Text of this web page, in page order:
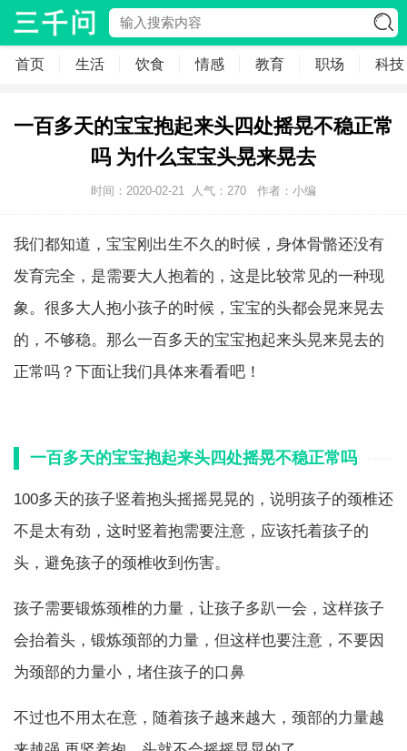
首页 生活 饮食 情感 教育 职场 科技
一百多天的宝宝抱起来头四处摇晃不稳正常
吗 为什么宝宝头晃来晃去
时间：2020-02-21 人气： 270 作者：小编
我们都知道，宝宝刚出生不久的时候，身体骨骼还没有
发育完全，是需要大人抱着的，这是比较常见的一种现
象。很多大人抱小孩子的时候，宝宝的头都会晃来晃去
的，不够稳。那么一百多天的宝宝抱起来头晃来晃去的
正常吗？下面让我们具体来看看吧！
一百多天的宝宝抱起来头四处摇晃不稳正常吗
100多天的孩子竖着抱头摇摇晃晃的，说明孩子的颈椎还
不是太有劲，这时竖着抱需要注意，应该托着孩子的
头，避免孩子的颈椎收到伤害。
孩子需要锻炼颈椎的力量，让孩子多趴一会，这样孩子
会抬着头，锻炼颈部的力量，但这样也要注意，不要因
为颈部的力量小，堵住孩子的口鼻
不过也不用太在意，随着孩子越来越大，颈部的力量越